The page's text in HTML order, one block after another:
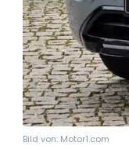
Bild von: Motor1.com